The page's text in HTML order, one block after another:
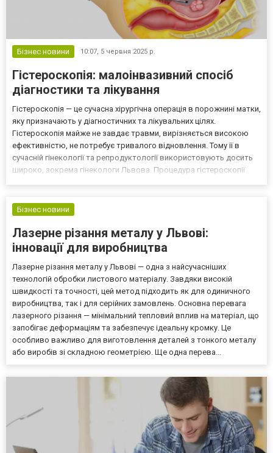
Бізнес новини 10:07, 5 червня 2025 р.
Гістероскопія: малоінвазивний спосіб
діагностики та лікування
Гістероскопія — це сучасна хірургічна операція в порожнині матки,
яку призначають у діагностичних та лікувальних цілях.
Гістероскопія майже не завдає травми, вирізняється високою
ефективністю, не потребує тривалого відновлення. Тому її в
сучасній гінекології та репродуктології використовують досить
широко, зокрема гінекологи Львова. Процедура гістероскопії
Бізнес новини
Лазерне різання металу у Львові:
інновації для виробництва
Лазерне різання металу у Львові — одна з найсучасніших
технологій обробки листового матеріалу. Завдяки високій
швидкості та точності, цей метод підходить як для одиничного
виробництва, так і для серійних замовлень. Основна перевага
лазерного різання — мінімальний тепловий вплив на матеріал, що
запобігає деформаціям та забезпечує ідеальну кромку. Це
особливо важливо для виготовлення деталей з тонкого металу
або виробів зі складною геометрією. Ще одна перева...